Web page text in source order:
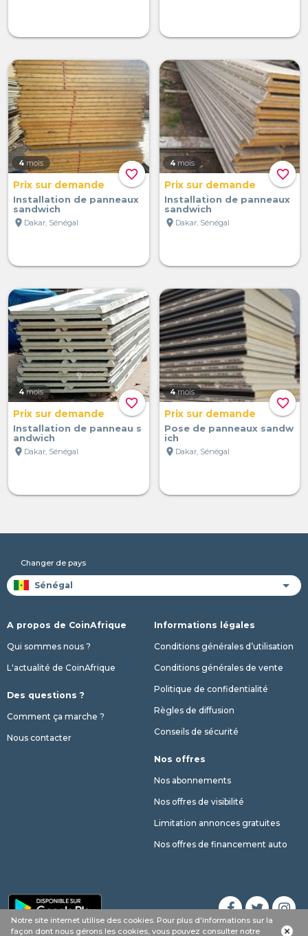
favorite_border
4 mois
Prix sur demande
Installation de panneaux
sandwich
location_on Dakar, Sénégal
favorite_border
4 mois
Prix sur demande
Installation de panneaux
sandwich
location_on Dakar, Sénégal
favorite_border
4 mois
Prix sur demande
Installation de panneau s
andwich
location_on Dakar, Sénégal
favorite_border
4 mois
Prix sur demande
Pose de panneaux sandw
ich
location_on Dakar, Sénégal
phone Appel Whatsapp SMS
Notre site internet utilise des cookies. Pour plus d'informations sur la
façon dont nous gérons les cookies, vous pouvez consulter notre
Changer de pays
A propos de CoinAfrique
Qui sommes nous ?
L'actualité de CoinAfrique
Des questions ?
Comment ça marche ?
Nous contacter
Informations légales
Conditions générales d’utilisation
Conditions générales de vente
Politique de confidentialité
Règles de diffusion
Conseils de sécurité
Nos offres
Nos abonnements
Nos offres de visibilité
Limitation annonces gratuites
Nos offres de financement auto